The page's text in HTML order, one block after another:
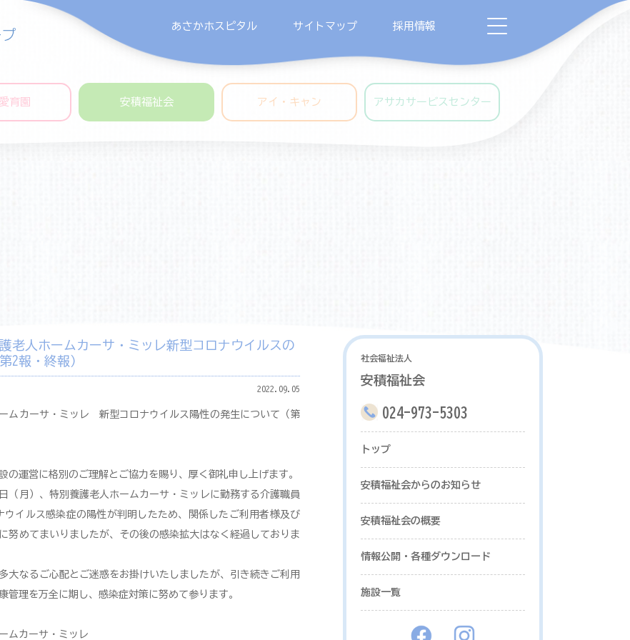
あさかホスピタル サイトマップ 採用情報
育園 安積福祉会 アイ・キャン アサカサービスセンター
老人ホームカーサ・ミッレ新型コロナウイルスの
2報・終報）
2022.09.05
ムカーサ・ミッレ 新型コロナウイルス陽性の発生について（第
の運営に格別のご理解とご協力を賜り、厚く御礼申し上げます。
（月）、特別養護老人ホームカーサ・ミッレに勤務する介護職員
ウイルス感染症の陽性が判明したため、関係したご利用者様及び
努めてまいりましたが、その後の感染拡大はなく経過しておりま
大なるご心配とご迷惑をお掛けいたしましたが、引き続きご利用
管理を万全に期し、感染症対策に努めて参ります。
ムカーサ・ミッレ
社会福祉法人
安積福祉会
024-973-5303
トップ
安積福祉会からのお知らせ
安積福祉会の概要
情報公開・各種ダウンロード
施設一覧